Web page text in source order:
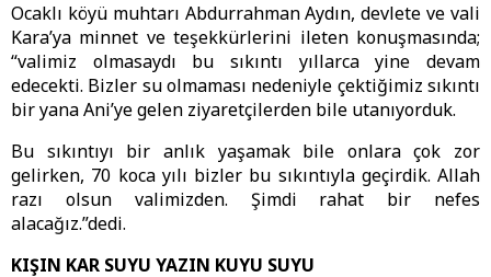
Ocaklı köyü muhtarı Abdurrahman Aydın, devlete ve vali
Kara’ya minnet ve teşekkürlerini ileten konuşmasında;
“valimiz olmasaydı bu sıkıntı yıllarca yine devam
edecekti. Bizler su olmaması nedeniyle çektiğimiz sıkıntı
bir yana Ani’ye gelen ziyaretçilerden bile utanıyorduk.
Bu sıkıntıyı bir anlık yaşamak bile onlara çok zor
gelirken, 70 koca yılı bizler bu sıkıntıyla geçirdik. Allah
razı olsun valimizden. Şimdi rahat bir nefes
alacağız.”dedi.
KIŞIN KAR SUYU YAZIN KUYU SUYU